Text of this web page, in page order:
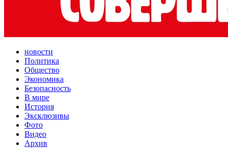
новости
Политика
Общество
Экономика
Безопасность
В мире
История
Эксклюзивы
Фото
Видео
Архив